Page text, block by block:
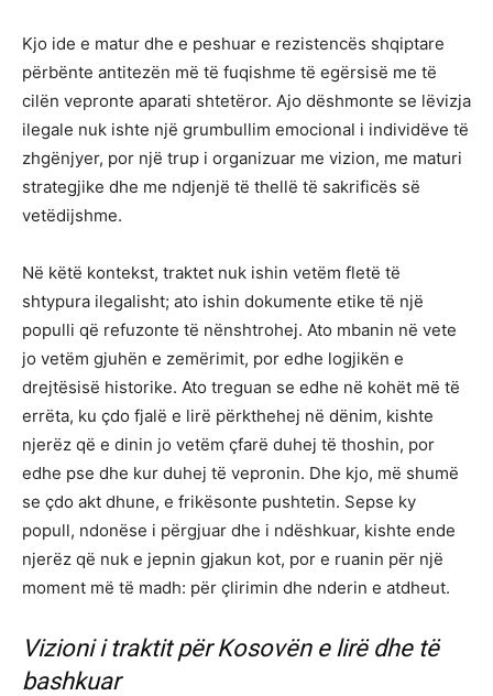
Kjo ide e matur dhe e peshuar e rezistencës shqiptare
përbënte antitezën më të fuqishme të egërsisë me të
cilën vepronte aparati shtetëror. Ajo dëshmonte se lëvizja
ilegale nuk ishte një grumbullim emocional i individëve të
zhgënjyer, por një trup i organizuar me vizion, me maturi
strategjike dhe me ndjenjë të thellë të sakrificës së
vetëdijshme.
Në këtë kontekst, traktet nuk ishin vetëm fletë të
shtypura ilegalisht; ato ishin dokumente etike të një
populli që refuzonte të nënshtrohej. Ato mbanin në vete
jo vetëm gjuhën e zemërimit, por edhe logjikën e
drejtësisë historike. Ato treguan se edhe në kohët më të
errëta, ku çdo fjalë e lirë përkthehej në dënim, kishte
njerëz që e dinin jo vetëm çfarë duhej të thoshin, por
edhe pse dhe kur duhej të vepronin. Dhe kjo, më shumë
se çdo akt dhune, e frikësonte pushtetin. Sepse ky
popull, ndonëse i përgjuar dhe i ndëshkuar, kishte ende
njerëz që nuk e jepnin gjakun kot, por e ruanin për një
moment më të madh: për çlirimin dhe nderin e atdheut.
Vizioni i traktit për Kosovën e lirë dhe të
bashkuar